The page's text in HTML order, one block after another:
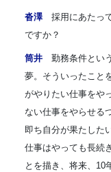
沓澤採用にあたって
ですか？
筒井 勤務条件とい
夢。そういったこと
がやりたい仕事をや
ない仕事をやらせる
即ち自分が果たした
仕事はやっても長続
とを描き、将来、10